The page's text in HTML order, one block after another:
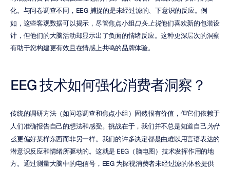
化。与问卷调查不同，EEG 捕捉的是未经过滤的、下意识的反应。例
如，这些客观数据可以揭示，尽管焦点小组口头上说他们喜欢新的包装设
计，但他们的大脑活动却显示出了负面的情绪反应。这种更深层次的洞察
有助于您构建更有效且在情感上共鸣的品牌体验。
EEG 技术如何强化消费者洞察？
传统的调研方法（如问卷调查和焦点小组）固然很有价值，但它们依赖于
人们准确报告自己的想法和感受。挑战在于，我们并不总是知道自己为什
么更偏好某样东西而非另一样。我们的许多决定都是由难以用言语表达的
潜意识反应和情绪所驱动的。这就是 EEG（脑电图）技术发挥作用的地
方。通过测量大脑中的电信号，EEG 为探视消费者未经过滤的体验提供